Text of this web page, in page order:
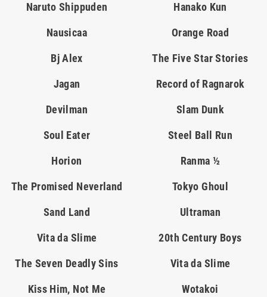
Naruto Shippuden Hanako Kun
Nausicaa Orange Road
Bj Alex The Five Star Stories
Jagan Record of Ragnarok
Devilman Slam Dunk
Soul Eater Steel Ball Run
Horion Ranma ½
The Promised Neverland Tokyo Ghoul
Sand Land Ultraman
Vita da Slime 20th Century Boys
The Seven Deadly Sins Vita da Slime
Kiss Him, Not Me Wotakoi